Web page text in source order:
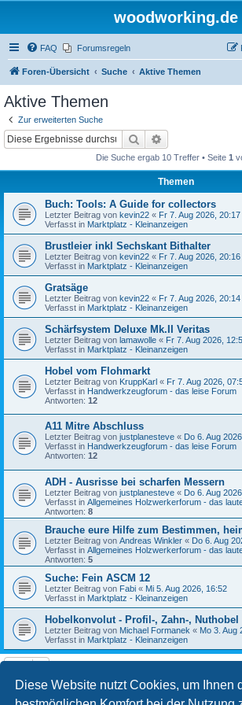
Diese Website nutzt Cookies, um Ihnen
woodworking.de
FAQ Forumsregeln
Foren-Übersicht Suche Aktive Themen
Aktive Themen
Zur erweiterten Suche
Suche
Die Suche ergab 10 Treffer • Seite 1
Themen
Buch: Tools: A Guide for collectors
Letzter Beitrag von kevin22 « Fr 7. Aug 2026, 20:17
Verfasst in Marktplatz - Kleinanzeigen
Brustleier inkl Sechskant Bithalter
Letzter Beitrag von kevin22 « Fr 7. Aug 2026, 20:16
Verfasst in Marktplatz - Kleinanzeigen
Gratsäge
Letzter Beitrag von kevin22 « Fr 7. Aug 2026, 20:14
Verfasst in Marktplatz - Kleinanzeigen
Schärfsystem Deluxe Mk.II Veritas
Letzter Beitrag von lamawolle « Fr 7. Aug 2026,
Verfasst in Marktplatz - Kleinanzeigen
Hobel vom Flohmarkt
Letzter Beitrag von KruppKarl « Fr 7. Aug 2026,
Verfasst in Handwerkzeugforum - das leise Forum
Antworten: 12
A11 Mitre Abschluss
Letzter Beitrag von justplanesteve « Do 6. Aug
Verfasst in Handwerkzeugforum - das leise Forum
Antworten: 12
ADH - Ausrisse bei scharfen Messern
Letzter Beitrag von justplanesteve « Do 6. Aug
Verfasst in Allgemeines Holzwerkerforum - das
Antworten: 8
Brauche eure Hilfe zum Bestimmen,
Letzter Beitrag von Andreas Winkler « Do 6. Aug
Verfasst in Allgemeines Holzwerkerforum - das
Antworten: 5
Suche: Fein ASCM 12
Letzter Beitrag von Fabi « Mi 5. Aug 2026, 16:52
Verfasst in Marktplatz - Kleinanzeigen
Hobelkonvolut - Profil-, Zahn-, Nuthobel
Letzter Beitrag von Michael Formanek « Mo 3. Aug
Verfasst in Marktplatz - Kleinanzeigen
Die Suche ergab 10 Treffer • Seite1